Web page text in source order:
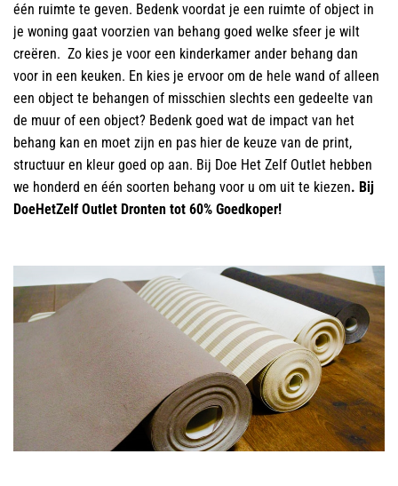
één ruimte te geven. Bedenk voordat je een ruimte of object in
je woning gaat voorzien van behang goed welke sfeer je wilt
creëren. Zo kies je voor een kinderkamer ander behang dan
voor in een keuken. En kies je ervoor om de hele wand of alleen
een object te behangen of misschien slechts een gedeelte van
de muur of een object? Bedenk goed wat de impact van het
behang kan en moet zijn en pas hier de keuze van de print,
structuur en kleur goed op aan. Bij Doe Het Zelf Outlet hebben
we honderd en één soorten behang voor u om uit te kiezen. Bij
DoeHetZelf Outlet Dronten tot 60% Goedkoper!